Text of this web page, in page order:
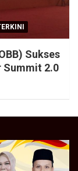
Sukses
Summit 2.0